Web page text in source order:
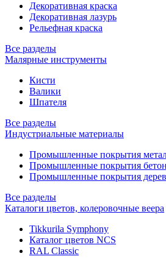
Декоративная краска
Декоративная лазурь
Рельефная краска
Все разделы
Малярные инструменты
Кисти
Валики
Шпателя
Все разделы
Индустриальные материалы
Промышленные покрытия
Промышленные покрытия бетон
Промышленные покрытия
Все разделы
Каталоги цветов, колеровочные веера
Tikkurila Symphony
Каталог цветов NCS
RAL Classic